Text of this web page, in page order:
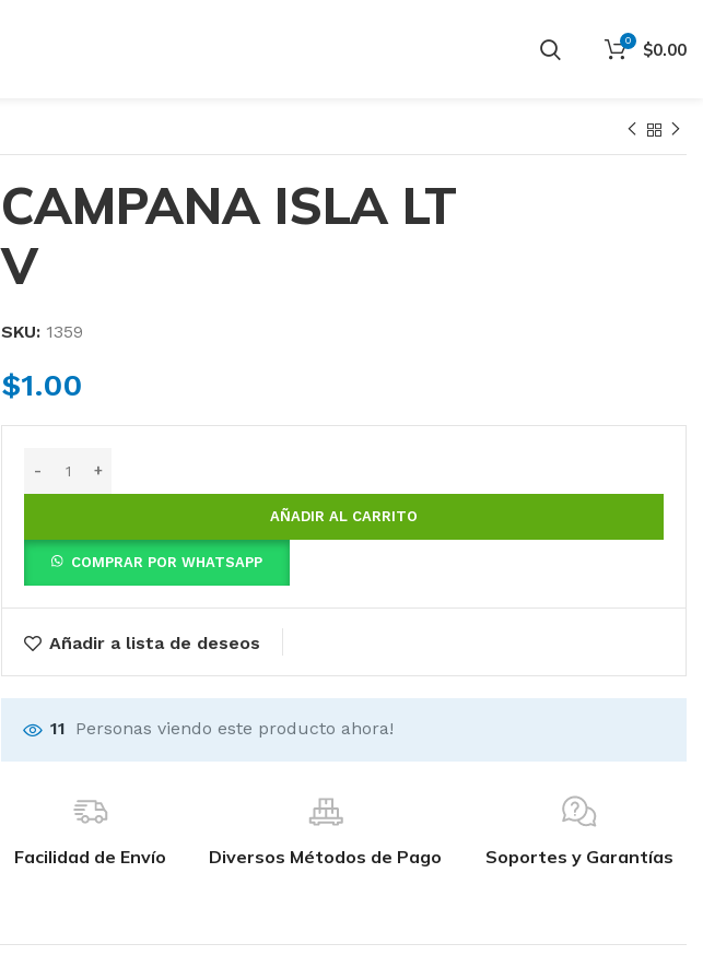
0 $0.00
CAMPANA ISLA LT
V
SKU: 1359
$1.00
AÑADIR AL CARRITO
COMPRAR POR WHATSAPP
Añadir a lista de deseos
11 Personas viendo este producto ahora!
Facilidad de Envío Diversos Métodos de Pago Soportes y Garantías